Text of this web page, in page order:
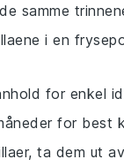
samme
i en
for enkel
for best
, ta dem ut